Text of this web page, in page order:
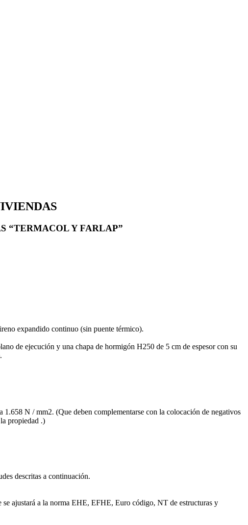
“TERMACOL Y FARLAP”
expandido continuo (sin puente térmico).
de ejecución y una chapa de hormigón H250 de 5 cm de espesor con su
N / mm2. (Que deben complementarse con la colocación de negativos
propiedad .)
descritas a continuación.
ajustará a la norma EHE, EFHE, Euro código, NT de estructuras y